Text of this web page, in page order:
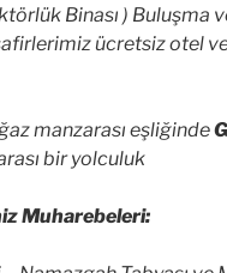
Binası ) Buluşma
ücretsiz otel
manzarası eşliğinde
bir yolculuk
Muharebeleri: